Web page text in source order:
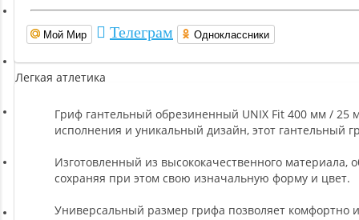
Инверсионные столы
Легкая атлетика
Прочее оборудование (пьедесталы и скамьи для раздевалок)
Ремни, Пояса и Упряжи
Мой Мир Телеграм Одноклассники
Гриф гантельный обрезиненный UNIX Fit 400 мм / 25
исполнения и уникальный дизайн, этот гантельный
Изготовленный из высококачественного материала,
сохраняя при этом свою изначальную форму и цвет.
Универсальный размер грифа позволяет комфортно